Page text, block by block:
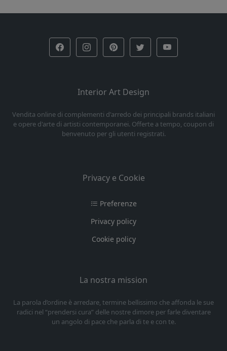
Interior Art Design
Vendita online di complementi d'arredo dei principali brands italiani
e opere d'arte di artisti contemporanei. Offerte a tempo, coupon di
benvenuto per gli utenti registrati.
Privacy e Cookie
Preferenze
Privacy policy
Cookie policy
La nostra mission
La parola d’ordine è arredare, termine bellissimo che affonda le sue
radici nel “prendersi cura” delle nostre dimore per farle diventare
un angolo di pace che parla di te e con te.